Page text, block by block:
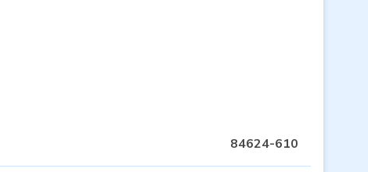
84624-610